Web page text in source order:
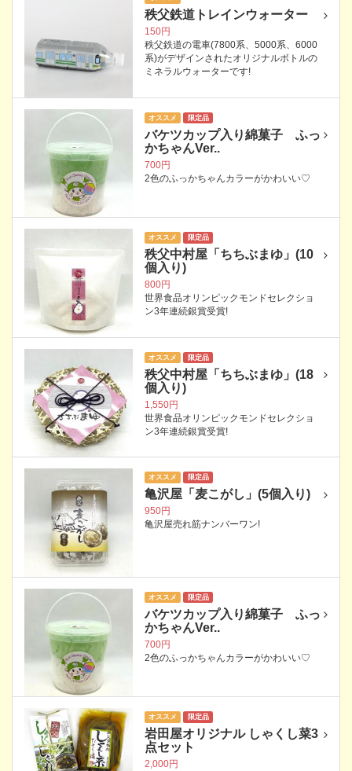
秩父鉄道トレインウォーター
150円
秩父鉄道の電車(7800系、5000系、6000
系)がデザインされたオリジナルボトルの
ミネラルウォーターです!
オススメ 限定品
バケツカップ入り綿菓子 ふっ
かちゃんVer..
700円
2色のふっかちゃんカラーがかわいい♡
オススメ 限定品
秩父中村屋「ちちぶまゆ」(10
個入り)
800円
世界食品オリンピックモンドセレクショ
ン3年連続銀賞受賞!
オススメ 限定品
秩父中村屋「ちちぶまゆ」(18
個入り)
1,550円
世界食品オリンピックモンドセレクショ
ン3年連続銀賞受賞!
オススメ 限定品
亀沢屋「麦こがし」(5個入り)
950円
亀沢屋売れ筋ナンバーワン!
オススメ 限定品
バケツカップ入り綿菓子 ふっ
かちゃんVer..
700円
2色のふっかちゃんカラーがかわいい♡
オススメ 限定品
岩田屋オリジナル しゃくし菜3
点セット
2,000円